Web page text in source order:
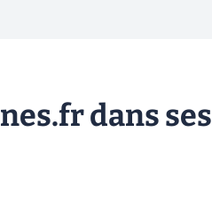
dans ses